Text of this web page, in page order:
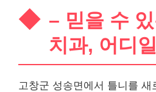
– 믿을 수
치과, 어디
고창군 성송면에서 틀니를 새